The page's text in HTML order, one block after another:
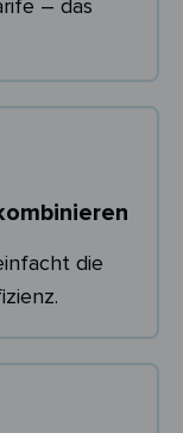
– das
die